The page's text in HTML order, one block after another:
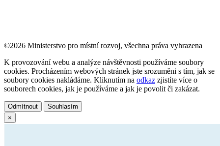
©2026 Ministerstvo pro místní rozvoj, všechna práva vyhrazena
K provozování webu a analýze návštěvnosti používáme soubory
cookies. Procházením webových stránek jste srozuměni s tím, jak se
soubory cookies nakládáme. Kliknutím na odkaz zjistíte více o
souborech cookies, jak je používáme a jak je povolit či zakázat.
Odmítnout
Souhlasím
×